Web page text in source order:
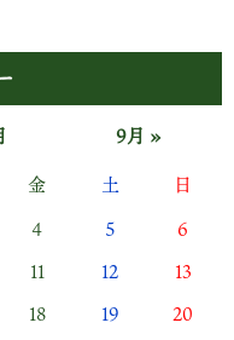
過ごすわけにもいかず…
金 土
日
4 5
6
11 12
13
18 19
20
9月 »